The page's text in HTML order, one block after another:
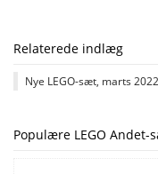
Relaterede indlæg
Nye LEGO-sæt, marts 2022
Populære LEGO Andet-